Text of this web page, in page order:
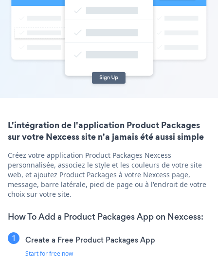
L'intégration de l'application Product Packages
sur votre Nexcess site n'a jamais été aussi simple
Créez votre application Product Packages Nexcess
personnalisée, associez le style et les couleurs de votre site
web, et ajoutez Product Packages à votre Nexcess page,
message, barre latérale, pied de page ou à l'endroit de votre
choix sur votre site.
How To Add a Product Packages App on Nexcess:
Create a Free Product Packages App
Start for free now